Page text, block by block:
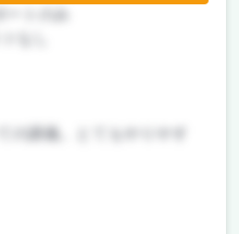
の講義。とてもやりやす